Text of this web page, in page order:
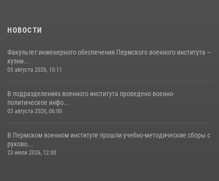
03 августа 2026, 06:00
НОВОСТИ
Факультет инженерного обеспечения Пермского военного института —
кузни...
05 августа 2026, 10:11
В подразделениях военного института проведено военно-
политическое инфо...
03 августа 2026, 06:00
В Пермском военном институте прошли учебно-методические сборы с
руково...
23 июля 2026, 12:00